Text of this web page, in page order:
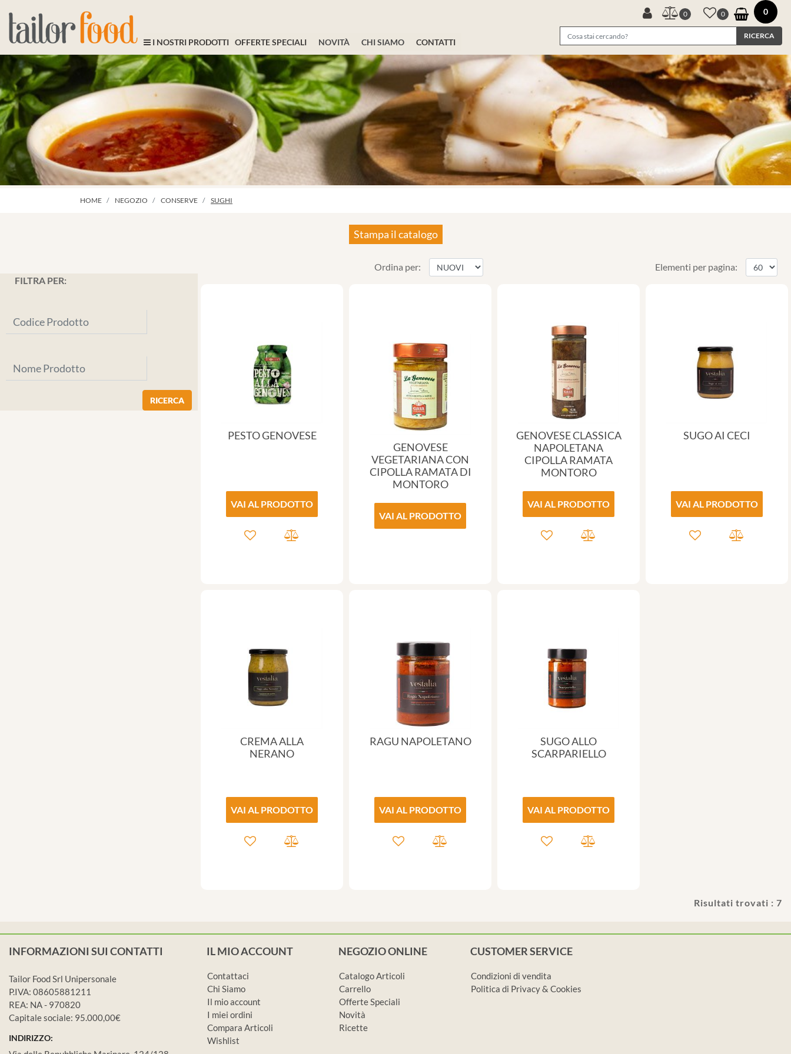
I NOSTRI PRODOTTI OFFERTE SPECIALI NOVITÀ CHI SIAMO CONTATTI
0 0 0
HOME NEGOZIO CONSERVE SUGHI
Stampa il catalogo
FILTRA PER:
Ordina per: Elementi per pagina:
PESTO GENOVESE
VAI AL PRODOTTO
GENOVESE
VEGETARIANA CON
CIPOLLA RAMATA DI
MONTORO
VAI AL PRODOTTO
GENOVESE CLASSICA
NAPOLETANA
CIPOLLA RAMATA
MONTORO
VAI AL PRODOTTO
SUGO AI CECI
VAI AL PRODOTTO
CREMA ALLA
NERANO
VAI AL PRODOTTO
RAGU NAPOLETANO
VAI AL PRODOTTO
SUGO ALLO
SCARPARIELLO
VAI AL PRODOTTO
Risultati trovati : 7
INFORMAZIONI SUI CONTATTI
Tailor Food Srl Unipersonale
P.IVA: 08605881211
REA: NA - 970820
Capitale sociale: 95.000,00€
INDIRIZZO:
IL MIO ACCOUNT
Contattaci
Chi Siamo
Il mio account
I miei ordini
Compara Articoli
Wishlist
NEGOZIO ONLINE
Catalogo Articoli
Carrello
Offerte Speciali
Novità
Ricette
CUSTOMER SERVICE
Condizioni di vendita
Politica di Privacy & Cookies